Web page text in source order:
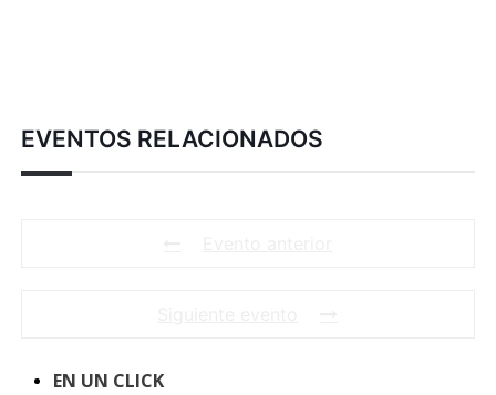
EVENTOS RELACIONADOS
EN UN CLICK